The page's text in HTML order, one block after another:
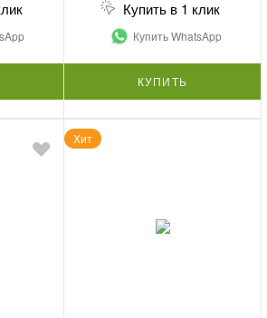
Купить в 1 клик
Купить WhatsApp
КУПИТЬ
Хит